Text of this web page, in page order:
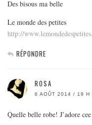
Des bisous ma belle
Le monde des petites
http://
RÉPONDRE
ROSA
6 AOÛT 2014 / 19 H
Quelle belle robe! J’adore